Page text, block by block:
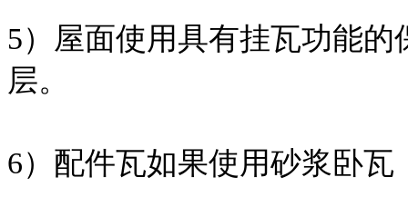
5）屋面使用具有挂瓦功能
层。
6）配件瓦如果使用砂浆卧